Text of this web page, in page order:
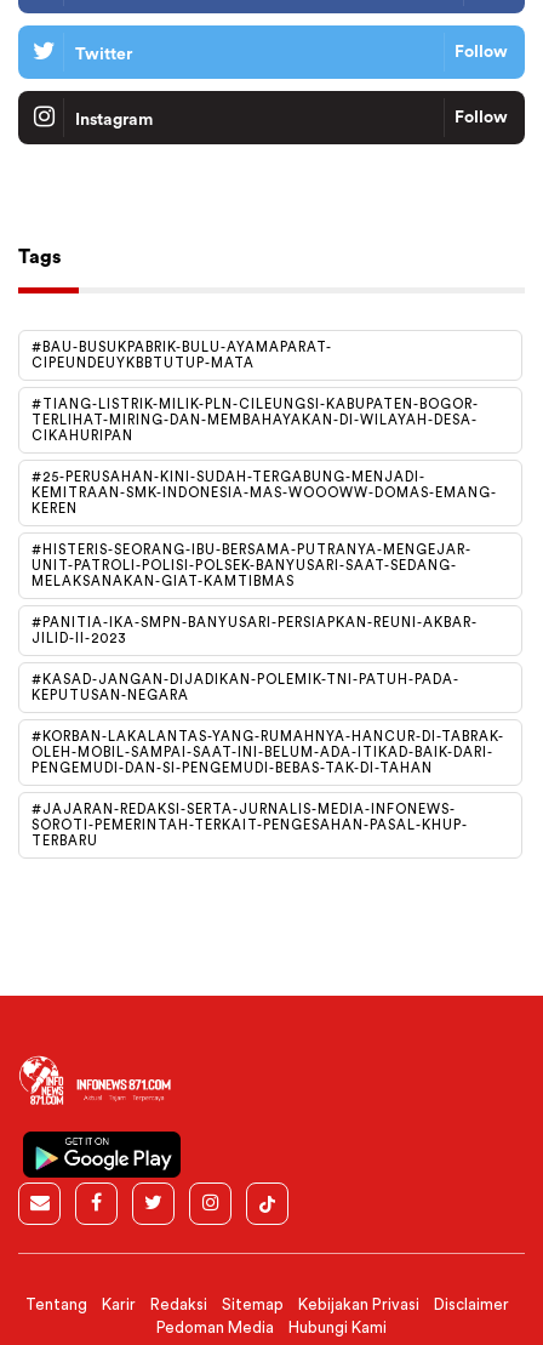
Twitter Follow
Instagram Follow
Tags
#BAU-BUSUKPABRIK-BULU-AYAMAPARAT-
CIPEUNDEUYKBBTUTUP-MATA
#TIANG-LISTRIK-MILIK-PLN-CILEUNGSI-KABUPATEN-BOGOR-
TERLIHAT-MIRING-DAN-MEMBAHAYAKAN-DI-WILAYAH-DESA-
CIKAHURIPAN
#25-PERUSAHAN-KINI-SUDAH-TERGABUNG-MENJADI-
KEMITRAAN-SMK-INDONESIA-MAS-WOOOWW-DOMAS-EMANG-
KEREN
#HISTERIS-SEORANG-IBU-BERSAMA-PUTRANYA-MENGEJAR-
UNIT-PATROLI-POLISI-POLSEK-BANYUSARI-SAAT-SEDANG-
MELAKSANAKAN-GIAT-KAMTIBMAS
#PANITIA-IKA-SMPN-BANYUSARI-PERSIAPKAN-REUNI-AKBAR-
JILID-II-2023
#KASAD-JANGAN-DIJADIKAN-POLEMIK-TNI-PATUH-PADA-
KEPUTUSAN-NEGARA
#KORBAN-LAKALANTAS-YANG-RUMAHNYA-HANCUR-DI-TABRAK-
OLEH-MOBIL-SAMPAI-SAAT-INI-BELUM-ADA-ITIKAD-BAIK-DARI-
PENGEMUDI-DAN-SI-PENGEMUDI-BEBAS-TAK-DI-TAHAN
#JAJARAN-REDAKSI-SERTA-JURNALIS-MEDIA-INFONEWS-
SOROTI-PEMERINTAH-TERKAIT-PENGESAHAN-PASAL-KHUP-
TERBARU
Tentang Karir Redaksi Sitemap Kebijakan Privasi
Disclaimer
Pedoman Media
Hubungi Kami